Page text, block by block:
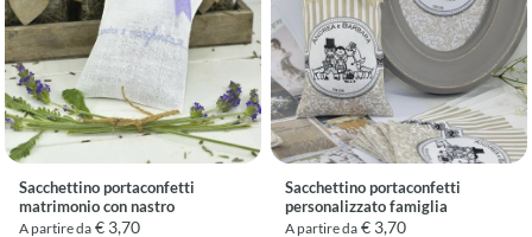
Sacchettino portaconfetti
matrimonio con nastro
A partire da € 3,70
Sacchettino portaconfetti
personalizzato famiglia
A partire da € 3,70